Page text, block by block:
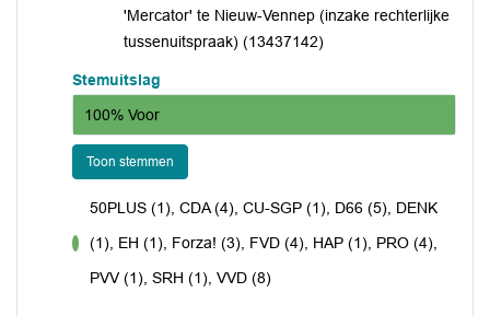
'Mercator' te Nieuw-Vennep (inzake rechterlijke
tussenuitspraak) (13437142)
Stemuitslag
100% Voor
Toon stemmen
50PLUS (1), CDA (4), CU-SGP (1), D66 (5), DENK
(1), EH (1), Forza! (3), FVD (4), HAP (1), PRO (4),
PVV (1), SRH (1), VVD (8)